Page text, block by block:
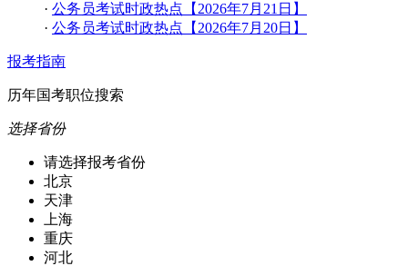
· 公务员考试时政热点【2026年7月21日】
· 公务员考试时政热点【2026年7月20日】
报考指南
历年国考职位搜索
选择省份
请选择报考省份
北京
天津
上海
重庆
河北